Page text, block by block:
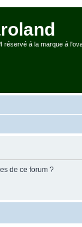
réservé á la marque á
de ce forum ?